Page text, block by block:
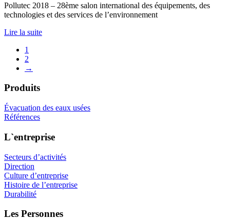
Pollutec 2018 – 28ème salon international des équipements, des
technologies et des services de l’environnement
Lire la suite
1
2
→
Produits
Évacuation des eaux usées
Références
L`entreprise
Secteurs d’activités
Direction
Culture d’entreprise
Histoire de l’entreprise
Durabilité
Les Personnes